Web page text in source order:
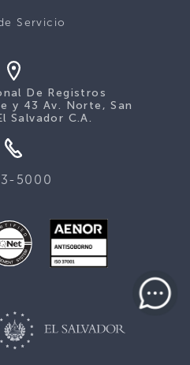
Servicio
De Registros
y 43 Av. Norte, San
Salvador C.A.
5000